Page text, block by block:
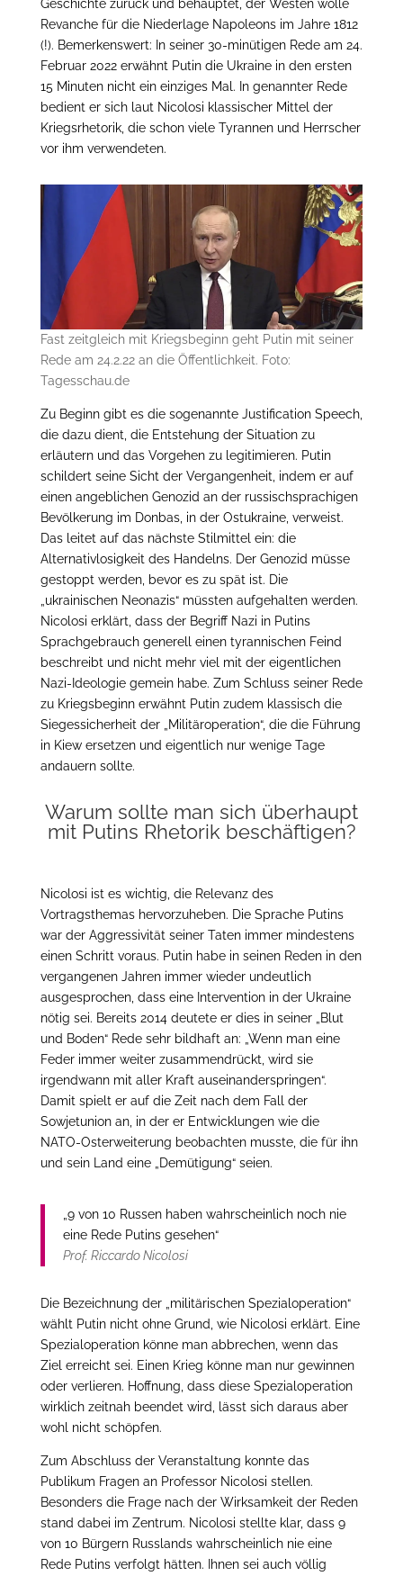
Geschichte zurück und behauptet, der Westen wolle
Revanche für die Niederlage Napoleons im Jahre 1812
(!). Bemerkenswert: In seiner 30-minütigen Rede am 24.
Februar 2022 erwähnt Putin die Ukraine in den ersten
15 Minuten nicht ein einziges Mal. In genannter Rede
bedient er sich laut Nicolosi klassischer Mittel der
Kriegsrhetorik, die schon viele Tyrannen und Herrscher
vor ihm verwendeten.
Fast zeitgleich mit Kriegsbeginn geht Putin mit seiner
Rede am 24.2.22 an die Öffentlichkeit. Foto:
Tagesschau.de
Zu Beginn gibt es die sogenannte Justification Speech,
die dazu dient, die Entstehung der Situation zu
erläutern und das Vorgehen zu legitimieren. Putin
schildert seine Sicht der Vergangenheit, indem er auf
einen angeblichen Genozid an der russischsprachigen
Bevölkerung im Donbas, in der Ostukraine, verweist.
Das leitet auf das nächste Stilmittel ein: die
Alternativlosigkeit des Handelns. Der Genozid müsse
gestoppt werden, bevor es zu spät ist. Die
„ukrainischen Neonazis“ müssten aufgehalten werden.
Nicolosi erklärt, dass der Begriff Nazi in Putins
Sprachgebrauch generell einen tyrannischen Feind
beschreibt und nicht mehr viel mit der eigentlichen
Nazi-Ideologie gemein habe. Zum Schluss seiner Rede
zu Kriegsbeginn erwähnt Putin zudem klassisch die
Siegessicherheit der „Militäroperation“, die die Führung
in Kiew ersetzen und eigentlich nur wenige Tage
andauern sollte.
Warum sollte man sich überhaupt
mit Putins Rhetorik beschäftigen?
Nicolosi ist es wichtig, die Relevanz des
Vortragsthemas hervorzuheben. Die Sprache Putins
war der Aggressivität seiner Taten immer mindestens
einen Schritt voraus. Putin habe in seinen Reden in den
vergangenen Jahren immer wieder undeutlich
ausgesprochen, dass eine Intervention in der Ukraine
nötig sei. Bereits 2014 deutete er dies in seiner „Blut
und Boden“ Rede sehr bildhaft an: „Wenn man eine
Feder immer weiter zusammendrückt, wird sie
irgendwann mit aller Kraft auseinanderspringen“.
Damit spielt er auf die Zeit nach dem Fall der
Sowjetunion an, in der er Entwicklungen wie die
NATO-Osterweiterung beobachten musste, die für ihn
und sein Land eine „Demütigung“ seien.
„9 von 10 Russen haben wahrscheinlich noch nie
eine Rede Putins gesehen“
Prof. Riccardo Nicolosi
Die Bezeichnung der „militärischen Spezialoperation“
wählt Putin nicht ohne Grund, wie Nicolosi erklärt. Eine
Spezialoperation könne man abbrechen, wenn das
Ziel erreicht sei. Einen Krieg könne man nur gewinnen
oder verlieren. Hoffnung, dass diese Spezialoperation
wirklich zeitnah beendet wird, lässt sich daraus aber
wohl nicht schöpfen.
Zum Abschluss der Veranstaltung konnte das
Publikum Fragen an Professor Nicolosi stellen.
Besonders die Frage nach der Wirksamkeit der Reden
stand dabei im Zentrum. Nicolosi stellte klar, dass 9
von 10 Bürgern Russlands wahrscheinlich nie eine
Rede Putins verfolgt hätten. Ihnen sei auch völlig